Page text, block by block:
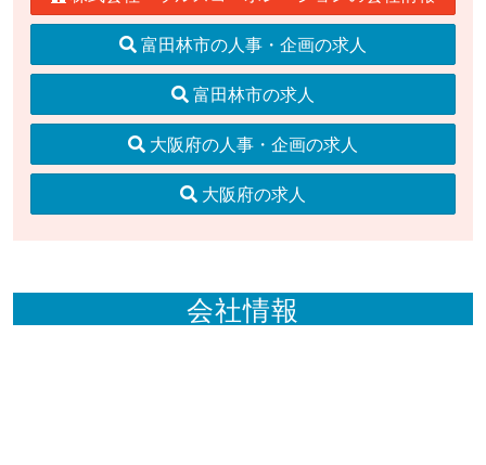
富田林市の人事・企画の求人
富田林市の求人
大阪府の人事・企画の求人
大阪府の求人
会社情報